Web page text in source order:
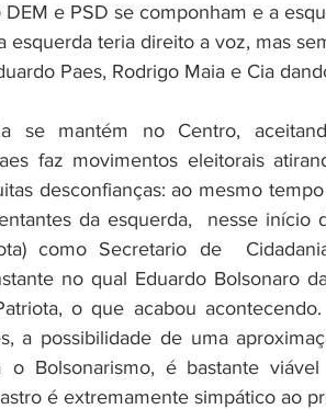
e PSD se componham e a
esquerda teria direito a voz, mas
Paes, Rodrigo Maia e Cia
se mantém no Centro,
faz movimentos eleitorais
desconfianças: ao mesmo
da esquerda,  nesse início
como Secretario de
no qual Eduardo Bolsonaro
o que acabou
a possibilidade de uma
o Bolsonarismo, é bastante
é extremamente simpático ao